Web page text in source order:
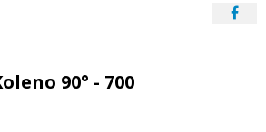
90° - 700